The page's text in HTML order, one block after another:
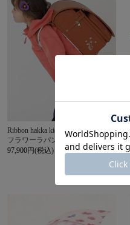
Ribbon hakka kids
フラワーラパンランドセル
97,900円(税込)